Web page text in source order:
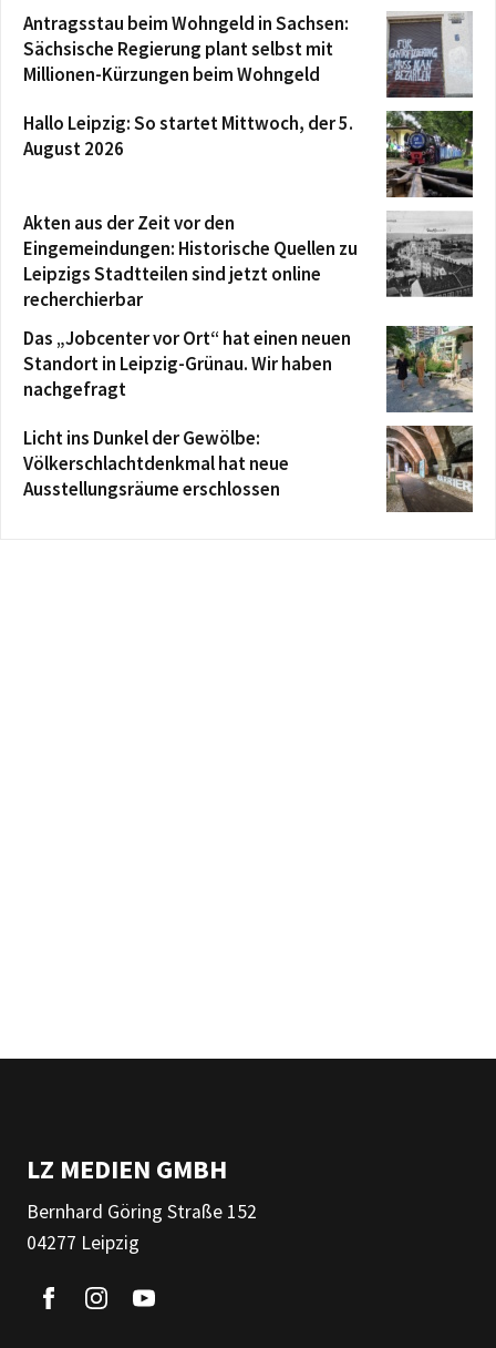
Antragsstau beim Wohngeld in Sachsen:
Sächsische Regierung plant selbst mit
Millionen-Kürzungen beim Wohngeld
Hallo Leipzig: So startet Mittwoch, der 5.
August 2026
Akten aus der Zeit vor den
Eingemeindungen: Historische Quellen zu
Leipzigs Stadtteilen sind jetzt online
recherchierbar
Das „Jobcenter vor Ort“ hat einen neuen
Standort in Leipzig-Grünau. Wir haben
nachgefragt
Licht ins Dunkel der Gewölbe:
Völkerschlachtdenkmal hat neue
Ausstellungsräume erschlossen
LZ MEDIEN GMBH
Bernhard Göring Straße 152
04277 Leipzig